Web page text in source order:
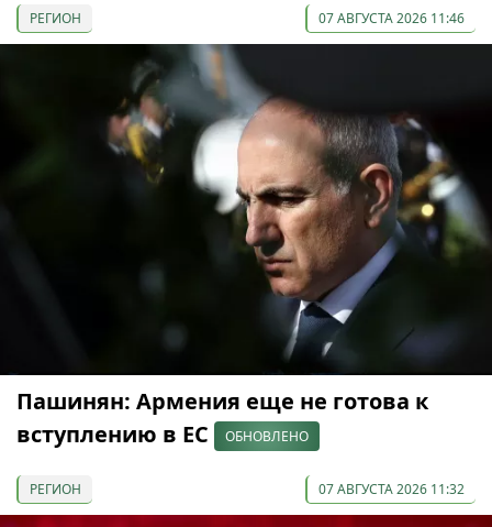
РЕГИОН 07 АВГУСТА 2026 11:46
Пашинян: Армения еще не готова к
вступлению в ЕС
ОБНОВЛЕНО
РЕГИОН 07 АВГУСТА 2026 11:32